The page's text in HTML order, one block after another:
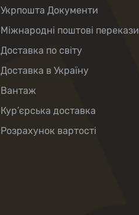
Укрпошта Документи
Міжнародні поштові перекази
Доставка по світу
Доставка в Україну
Вантаж
Кур’єрська доставка
Розрахунок вартості